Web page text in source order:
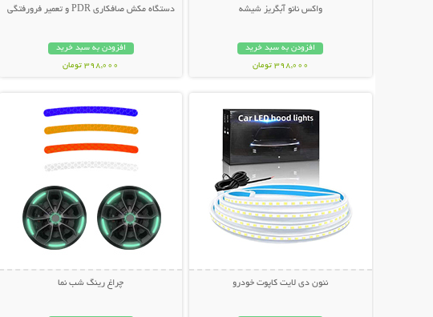
واکس نانو آبگریز شیشه
افزودن به سبد خرید
398,000 تومان
دستگاه مکش صافکاری PDR و تعمیر فرورفتگی
افزودن به سبد خرید
398,000 تومان
نئون دی لایت کاپوت خودرو چراغ رینگ شب نما